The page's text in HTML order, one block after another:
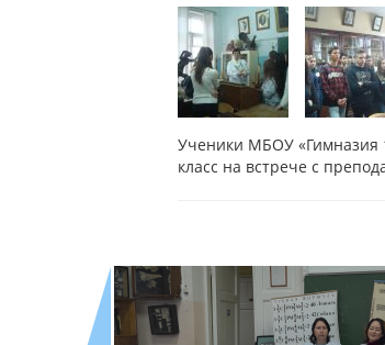
Ученики МБОУ «Гимназия
класс на встрече с